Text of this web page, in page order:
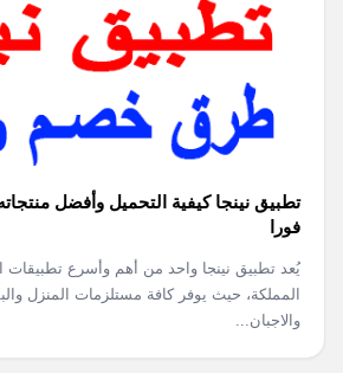
فورا
يُعد تطبيق نينجا واحد من أهم وأسرع تطبيقات
المملكة، حيث يوفر كافة مستلزمات المنزل
والاجبان...